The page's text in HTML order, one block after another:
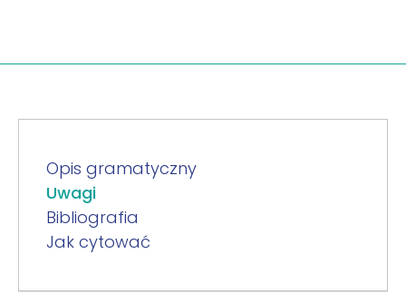
Opis gramatyczny
Uwagi
Bibliografia
Jak cytować